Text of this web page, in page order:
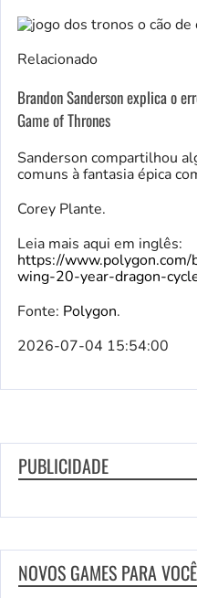
Relacionado
Brandon Sanderson explica o
Game of Thrones
Sanderson compartilhou
comuns à fantasia épica
Corey Plante.
Leia mais aqui em inglês:
https://
wing-20-year-dragon-
Fonte: Polygon.
2026-07-04 15:54:00
PUBLICIDADE
NOVOS GAMES PARA